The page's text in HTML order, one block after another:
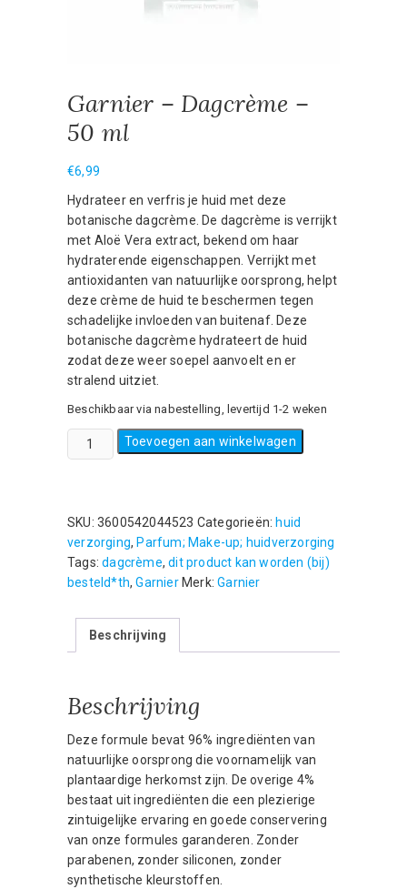
Garnier – Dagcrème –
50 ml
€6,99
Hydrateer en verfris je huid met deze
botanische dagcrème. De dagcrème is verrijkt
met Aloë Vera extract, bekend om haar
hydraterende eigenschappen. Verrijkt met
antioxidanten van natuurlijke oorsprong, helpt
deze crème de huid te beschermen tegen
schadelijke invloeden van buitenaf. Deze
botanische dagcrème hydrateert de huid
zodat deze weer soepel aanvoelt en er
stralend uitziet.
Beschikbaar via nabestelling, levertijd 1-2 weken
Garnier
-
50
ml
aantal
Toevoegen aan winkelwagen
SKU: 3600542044523 Categorieën: huid
verzorging, Parfum; Make-up; huidverzorging
Tags:dagcrème,dit product kan worden (bij)
besteld*th,Garnier Merk:Garnier
Beschrijving
Beschrijving
Deze formule bevat 96% ingrediënten van
natuurlijke oorsprong die voornamelijk van
plantaardige herkomst zijn. De overige 4%
bestaat uit ingrediënten die een plezierige
zintuigelijke ervaring en goede conservering
van onze formules garanderen. Zonder
parabenen, zonder siliconen, zonder
synthetische kleurstoffen.